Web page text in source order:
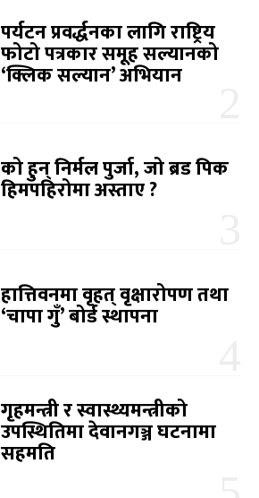
पर्यटन प्रवर्द्धनका लागि राष्ट्रिय
फोटो पत्रकार समूह सल्यानको
‘क्लिक सल्यान’ अभियान
को हुन् निर्मल पुर्जा, जो ब्रड पिक
हिमपहिरोमा अस्ताए ?
हात्तिवनमा वृहत् वृक्षारोपण तथा
‘चापा गुँ’ बोर्ड स्थापना
गृहमन्त्री र स्वास्थ्यमन्त्रीको
उपस्थितिमा देवानगञ्ज घटनामा
सहमति